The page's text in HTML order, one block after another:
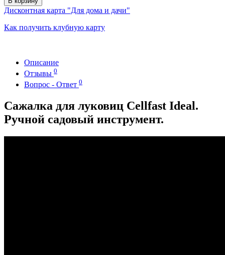
Дисконтная карта "Для дома и дачи"
Как получить клубную карту
Описание
Отзывы 0
Вопрос - Ответ 0
Сажалка для луковиц Cellfast Ideal.
Ручной садовый инструмент.